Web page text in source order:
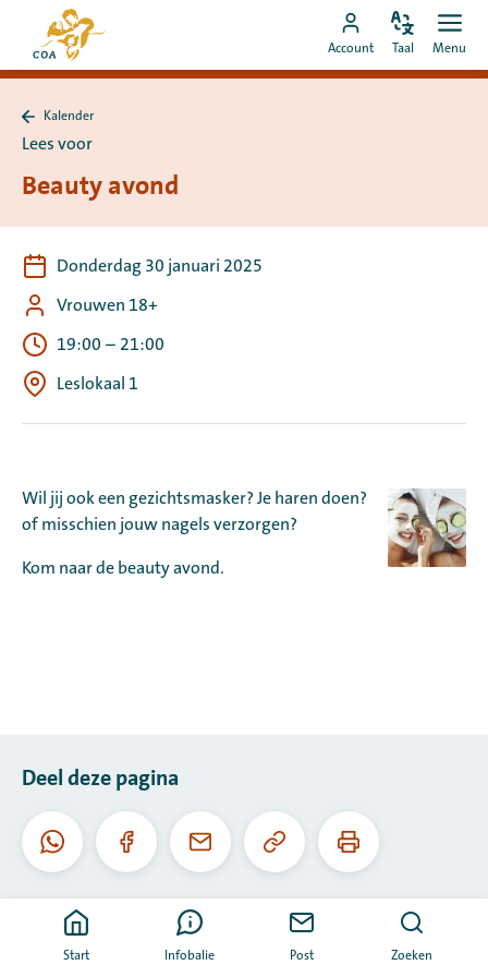
naar
content
Naar
de
startpagina
MyCOA
Ga
naar
Account
Pas
taal
Taal Menu
Start Infobalie Post Zoeken
naar
Kalender
Lees voor
Beauty avond
Donderdag 30 januari 2025
Vrouwen 18+
19:00 – 21:00
Leslokaal 1
Wil jij ook een gezichtsmasker? Je haren doen?
of misschien jouw nagels verzorgen?
Kom naar de beauty avond.
Deel deze pagina
WhatsappFacebookE-
Kopieer
deze
Print
deze